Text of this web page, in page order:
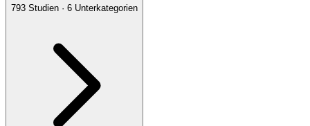
793 Studien · 6 Unterkategorien